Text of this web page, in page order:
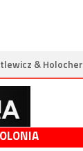
& Holocher